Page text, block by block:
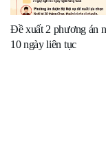
Đề xuất 2 phương án
10 ngày liên tục